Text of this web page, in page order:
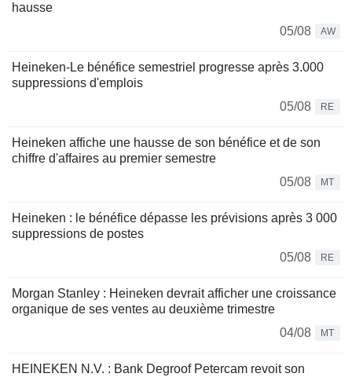
hausse
05/08
AW
Heineken-Le bénéfice semestriel progresse après 3.000
suppressions d'emplois
05/08
RE
Heineken affiche une hausse de son bénéfice et de son
chiffre d'affaires au premier semestre
05/08
MT
Heineken : le bénéfice dépasse les prévisions après 3 000
suppressions de postes
05/08
RE
Morgan Stanley : Heineken devrait afficher une croissance
organique de ses ventes au deuxième trimestre
04/08
MT
HEINEKEN N.V. : Bank Degroof Petercam revoit son